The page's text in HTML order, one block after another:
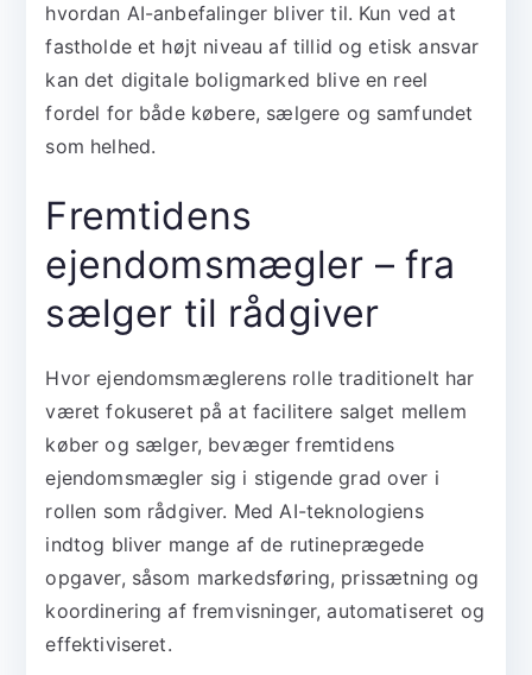
hvordan AI-anbefalinger bliver til. Kun ved at
fastholde et højt niveau af tillid og etisk ansvar
kan det digitale boligmarked blive en reel
fordel for både købere, sælgere og samfundet
som helhed.
Fremtidens
ejendomsmægler – fra
sælger til rådgiver
Hvor ejendomsmæglerens rolle traditionelt har
været fokuseret på at facilitere salget mellem
køber og sælger, bevæger fremtidens
ejendomsmægler sig i stigende grad over i
rollen som rådgiver. Med AI-teknologiens
indtog bliver mange af de rutineprægede
opgaver, såsom markedsføring, prissætning og
koordinering af fremvisninger, automatiseret og
effektiviseret.